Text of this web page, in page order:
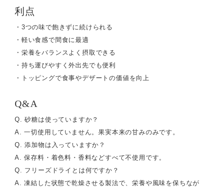
利点
・3つの味で飽きずに続けられる
・軽い食感で間食に最適
・栄養をバランスよく摂取できる
・持ち運びやすく外出先でも便利
・トッピングで食事やデザートの価値を向上
Q&A
Q. 砂糖は使っていますか？
A. 一切使用していません。果実本来の甘みのみです。
Q. 添加物は入っていますか？
A. 保存料・着色料・香料などすべて不使用です。
Q. フリーズドライとは何ですか？
A. 凍結した状態で乾燥させる製法で、栄養や風味を保ちなが